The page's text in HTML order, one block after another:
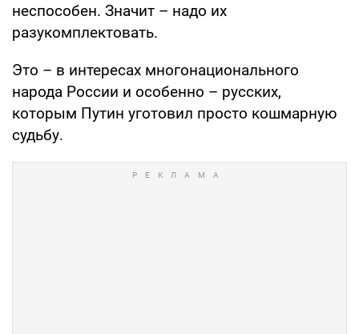
неспособен. Значит – надо их
разукомплектовать.
Это – в интересах многонационального
народа России и особенно – русских,
которым Путин уготовил просто кошмарную
судьбу.